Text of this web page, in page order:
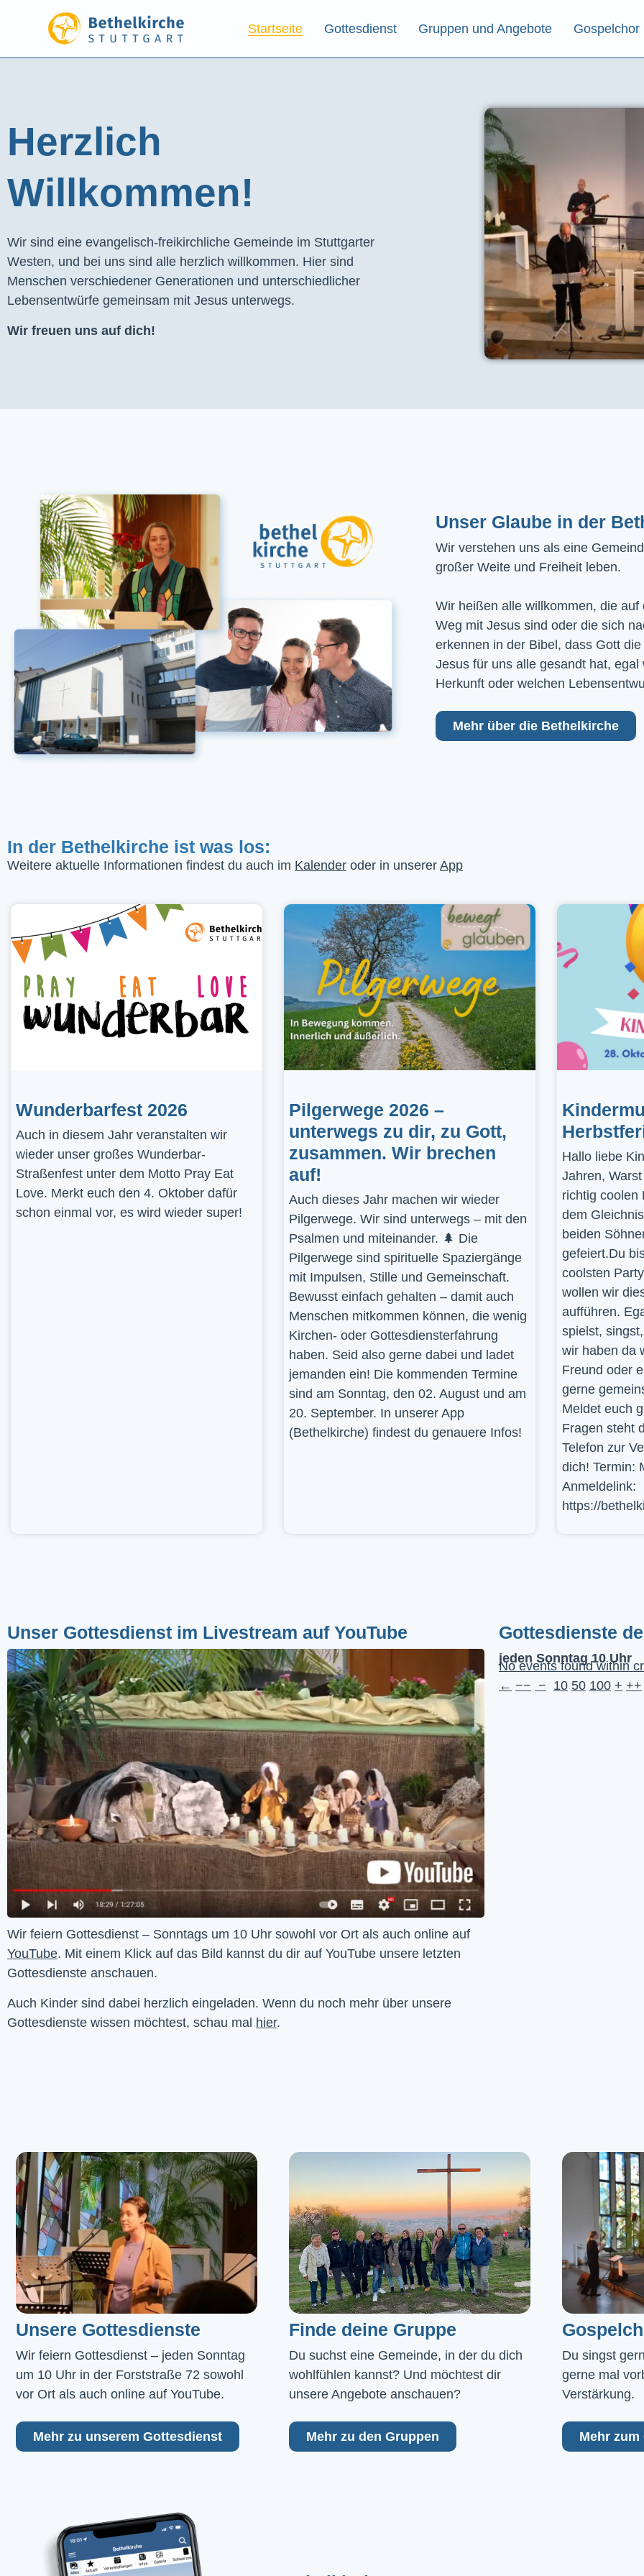
Startseite Gottesdienst Gruppen und Angebote Gospelchor
Herzlich
Willkommen!
Wir sind eine evangelisch-freikirchliche Gemeinde im Stuttgarter
Westen, und bei uns sind alle herzlich willkommen. Hier sind
Menschen verschiedener Generationen und unterschiedlicher
Lebensentwürfe gemeinsam mit Jesus unterwegs.
Wir freuen uns auf dich!
Unser Glaube in der
Wir verstehen uns als eine
großer Weite und Freiheit leben.
Wir heißen alle willkommen, die
Weg mit Jesus sind oder die sich
erkennen in der Bibel, dass Gott
Jesus für uns alle gesandt hat,
Herkunft oder welchen
Mehr über die Bethelkirche
In der Bethelkirche ist was los:
Weitere aktuelle Informationen findest du auch im Kalender oder in unserer App
Wunderbarfest 2026
Auch in diesem Jahr veranstalten wir
wieder unser großes Wunderbar-
Straßenfest unter dem Motto Pray Eat
Love. Merkt euch den 4. Oktober dafür
schon einmal vor, es wird wieder super!
Pilgerwege 2026 –
unterwegs zu dir, zu Gott,
zusammen. Wir brechen
auf!
Auch dieses Jahr machen wir wieder
Pilgerwege. Wir sind unterwegs – mit den
Psalmen und miteinander. 🌲 Die
Pilgerwege sind spirituelle Spaziergänge
mit Impulsen, Stille und Gemeinschaft.
Bewusst einfach gehalten – damit auch
Menschen mitkommen können, die wenig
Kirchen- oder Gottesdiensterfahrung
haben. Seid also gerne dabei und ladet
jemanden ein! Die kommenden Termine
sind am Sonntag, den 02. August und am
20. September. In unserer App
(Bethelkirche) findest du genauere Infos!
Hallo liebe
Jahren,
richtig coolen
dem
beiden
gefeiert.Du
coolsten
wollen wir
aufführen.
spielst,
wir haben da
Freund oder
gerne
Meldet euch
Fragen steht
Telefon zur
dich! Termin:
Anmeldelink:
https://
Unser Gottesdienst im Livestream auf YouTube
YouTube. Mit einem Klick auf das Bild kannst du dir auf YouTube unsere letzten
Gottesdienste anschauen.
Auch Kinder sind dabei herzlich eingeladen. Wenn du noch mehr über unsere
Gottesdienste wissen möchtest, schau mal hier.
Gottesdienste
jeden Sonntag 10 Uhr
No events found within
← −− − 10 50 100 + ++
Unsere Gottesdienste
Wir feiern Gottesdienst – jeden Sonntag
um 10 Uhr in der Forststraße 72 sowohl
vor Ort als auch online auf YouTube.
Mehr zu unserem Gottesdienst
Finde deine Gruppe
Du suchst eine Gemeinde, in der du dich
wohlfühlen kannst? Und möchtest dir
unsere Angebote anschauen?
Mehr zu den Gruppen
Du singst
gerne mal
Verstärkung.
Mehr